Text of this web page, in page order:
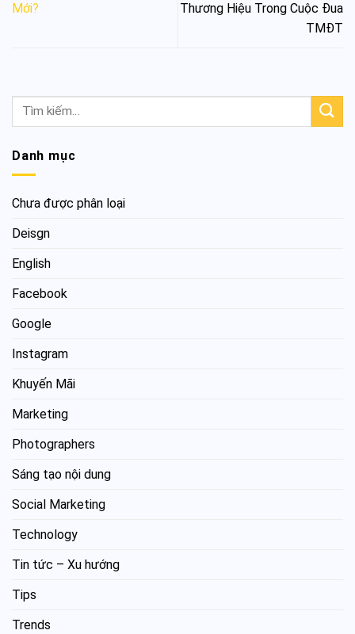
Mới?
Thương Hiệu Trong Cuộc Đua
TMĐT
Danh mục
Chưa được phân loại
Deisgn
English
Facebook
Google
Instagram
Khuyến Mãi
Marketing
Photographers
Sáng tạo nội dung
Social Marketing
Technology
Tin tức – Xu hướng
Tips
Trends